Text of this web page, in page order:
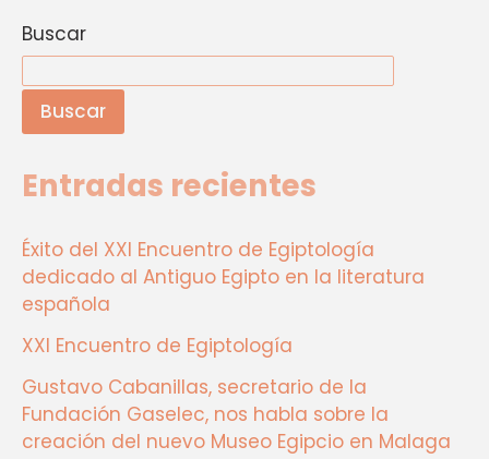
Buscar
Buscar
Entradas recientes
Éxito del XXI Encuentro de Egiptología
dedicado al Antiguo Egipto en la literatura
española
XXI Encuentro de Egiptología
Gustavo Cabanillas, secretario de la
Fundación Gaselec, nos habla sobre la
creación del nuevo Museo Egipcio en Malaga